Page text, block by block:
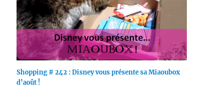
Shopping # 242 : Disney vous présente sa Miaoubox
d’août !